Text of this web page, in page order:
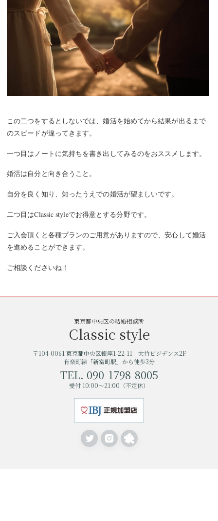
この二つをするとしないでは、婚活を始めてから結果が出るまで
のスピードが違ってきます。
一つ目はノートに気持ちを書き出してみるのをおススメします。
婚活は自分と向き合うこと。
自分を良く知り、知ったうえでの婚活が望ましいです。
二つ目はClassic styleでお得意とする分野です。
ご入会頂くと各種プランのご用意がありますので、安心して婚活
を進めることができます。
ご相談くださいね！
東京都中央区の結婚相談所
Classic style
〒104-0061 東京都中央区銀座1-22-11 大竹ビジデンス2F
有楽町線「新富町駅」から徒歩3分
TEL. 090-1798-8005
受付 10:00〜21:00（不定休）